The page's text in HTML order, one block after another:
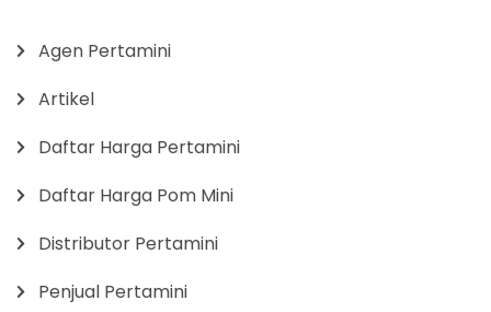
Agen Pertamini
Artikel
Daftar Harga Pertamini
Daftar Harga Pom Mini
Distributor Pertamini
Penjual Pertamini